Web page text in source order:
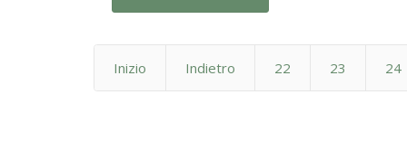
Inizio Indietro 22 23 24